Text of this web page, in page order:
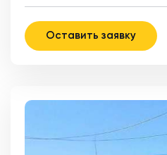
Оставить заявку